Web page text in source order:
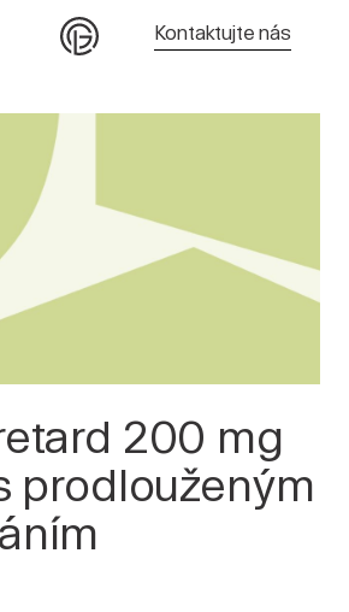
Kontaktujte nás
200 mg
prodlouženým